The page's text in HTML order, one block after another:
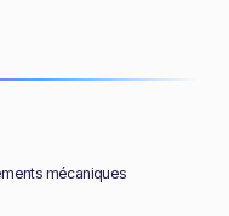
mécaniques